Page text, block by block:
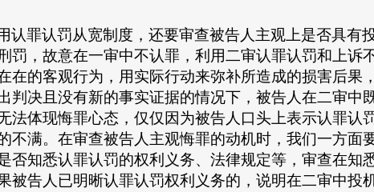
认罪认罚从宽制度，还要审查被告人主观上是否具有
罚，故意在一审中不认罪，利用二审认罪认罚和上诉
在的客观行为，用实际行动来弥补所造成的损害后果
判决且没有新的事实证据的情况下，被告人在二审中
法体现悔罪心态，仅仅因为被告人口头上表示认罪认
不满。在审查被告人主观悔罪的动机时，我们一方面
否知悉认罪认罚的权利义务、法律规定等，审查在知
被告人已明晰认罪认罚权利义务的，说明在二审中投